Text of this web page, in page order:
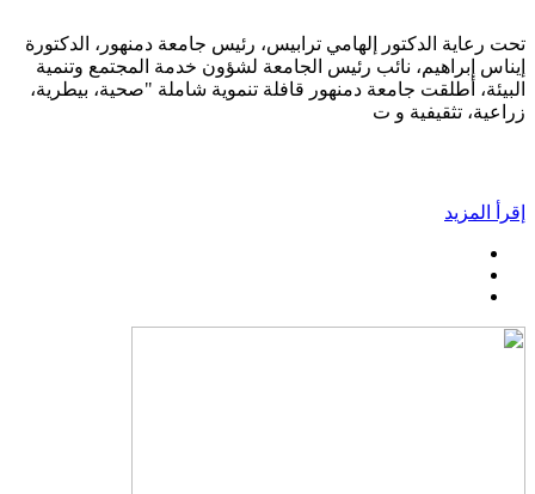
تحت رعاية الدكتور إلهامي ترابيس، رئيس جامعة دمنهور، الدكتورة
إيناس إبراهيم، نائب رئيس الجامعة لشؤون خدمة المجتمع وتنمية
البيئة، أطلقت جامعة دمنهور قافلة تنموية شاملة "صحية، بيطرية،
زراعية، تثقيفية و ت
إقرأ المزيد